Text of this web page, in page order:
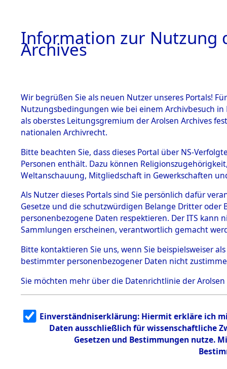
BESTÄNDE
1.
Inhaftierungsdoku
mente
1.2.9 Beim ITS
Effekten
1.2.9.1
Effekten aus
dem KZ
Dachau
1.2.9.2
Effekten aus
dem KZ
Bayerisches
1.2.9.3
Effekten aus
dem KZ
Neuengamm
0002
Information zur Nutzung
Archives
Wir begrüßen Sie als neuen Nutzer unseres Portals!
Nutzungsbedingungen wie bei einem Archivbesuch
als oberstes Leitungsgremium der Arolsen Archives
nationalen Archivrecht.
Bitte beachten Sie, dass dieses Portal über NS-
Personen enthält. Dazu können
Weltanschauung, Mitgliedschaft in Gewerkschaften
Als Nutzer dieses Portals sind Sie persönlich dafür
Gesetze und die schutzwürdigen Belange Dritter
personenbezogene Daten respektieren. Der ITS
Sammlungen erscheinen, verantwortlich gemacht
Bitte kontaktieren Sie uns, wenn Sie beispielsweiser
bestimmter personenbezogener Daten nicht
Sie möchten mehr über die Datenrichtlinie der Arolsen
Einverständniserklärung: Hiermit erkläre ich
Daten ausschließlich für wissenschaftliche
Gesetzen und Bestimmungen nutze.